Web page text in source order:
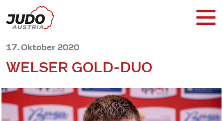
17. Oktober 2020
WELSER GOLD-DUO